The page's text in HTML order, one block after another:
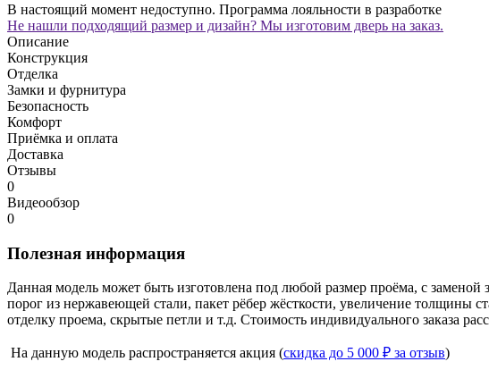
В настоящий момент недоступно. Программа лояльности в разработке
Не нашли подходящий размер и дизайн? Мы изготовим дверь на заказ.
Описание
Конструкция
Отделка
Замки и фурнитура
Безопасность
Комфорт
Приёмка и оплата
Доставка
Отзывы
0
Видеообзор
0
Полезная информация
Данная модель может быть изготовлена под любой размер проёма, с
порог из нержавеющей стали, пакет рёбер жёсткости, увеличение толщины
отделку проема, скрытые петли и т.д. Стоимость индивидуального заказа
На данную модель распространяется акция (скидка до 5 000 ₽ за отзыв)